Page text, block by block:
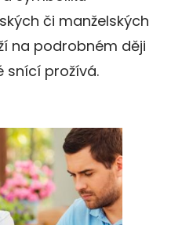
či manželských
na podrobném ději
snící prožívá.